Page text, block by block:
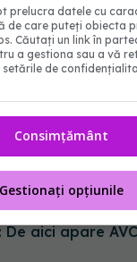
de alarmă.
aici apare
prelucra datele cu
de care puteți obiecta
Căutați un link în
a gestiona sau a vă
de
Consimțământ
Gestionați opțiunile